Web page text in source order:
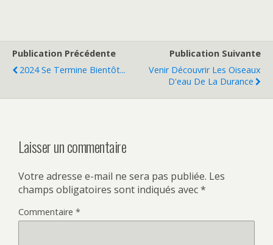
b
o
k
d
o
l g
er
Publication Précédente
2024 Se Termine Bientôt...
Publication Suivante
Venir Découvrir Les Oiseaux
D'eau De La Durance
Laisser un commentaire
Votre adresse e-mail ne sera pas publiée. Les
champs obligatoires sont indiqués avec*
Commentaire *